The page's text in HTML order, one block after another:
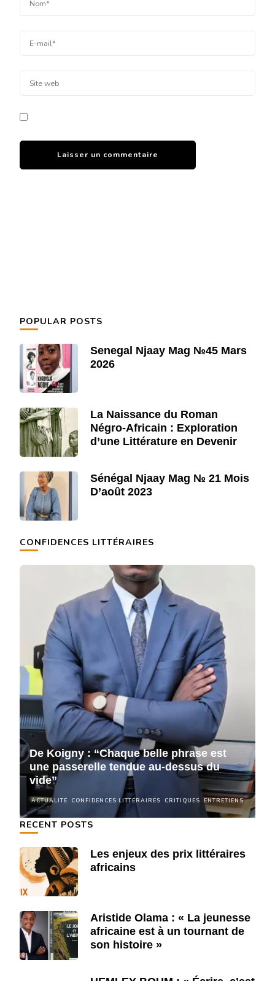
POPULAR POSTS
Senegal Njaay Mag №45 Mars
2026
La Naissance du Roman
Négro-Africain : Exploration
d’une Littérature en Devenir
Sénégal Njaay Mag № 21 Mois
D’août 2023
CONFIDENCES LITTÉRAIRES
ACTUALITÉ CONFIDENCES LITTÉRAIRES CRITIQUES ENTRETIENS
De Koigny : “Chaque belle phrase est
une passerelle tendue au-dessus du
vide”
RECENT POSTS
Les enjeux des prix littéraires
africains
Aristide Olama : « La jeunesse
africaine est à un tournant de
son histoire »